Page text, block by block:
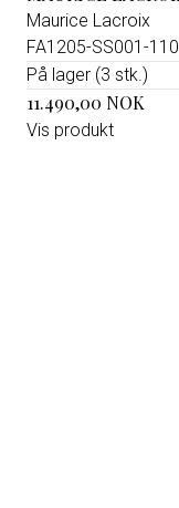
Maurice Lacroix
FA1205-SS001-
På lager (3 stk.)
11.490,00 NOK
Vis produkt